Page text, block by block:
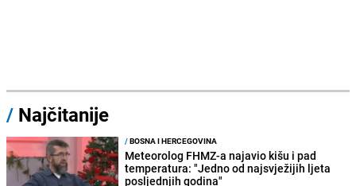
/ Najčitanije
/BOSNA I HERCEGOVINA
Meteorolog FHMZ-a najavio kišu i pad
temperatura: "Jedno od najsvježijih ljeta
posljednjih godina"